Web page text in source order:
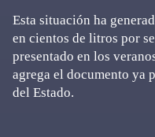
Esta situación ha
en cientos de litros por
presentado en los
agrega el documento ya
del Estado.